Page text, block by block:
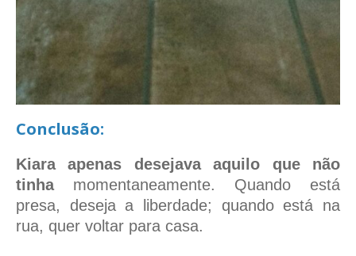
Conclusão:
Kiara apenas desejava aquilo que não
tinhamomentaneamente. Quando está
presa, deseja a liberdade; quando está na
rua, quer voltar para casa.